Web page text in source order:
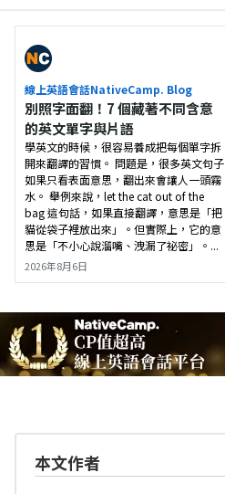
線上英語會話NativeCamp. Blog
別照字面翻！7 個藏著不同含意
的英文單字與片語
學英文的時候，很容易養成把每個單字拆
開來翻譯的習慣。 問題是，很多英文句子
如果只看表面意思，翻出來會讓人一頭霧
水。 舉例來說，let the cat out of the
bag 這句話，如果直接翻譯，意思是「把
貓從袋子裡放出來」。但實際上，它的意
思是「不小心說溜嘴、洩漏了祕密」。...
2026年8月6日
本文作者